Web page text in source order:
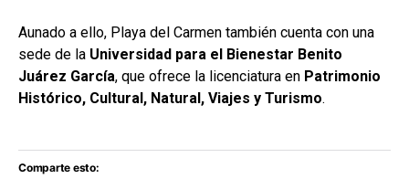
Aunado a ello, Playa del Carmen también cuenta con una
sede de la Universidad para el Bienestar Benito
Juárez García, que ofrece la licenciatura en Patrimonio
Histórico, Cultural, Natural, Viajes y Turismo.
Comparte esto: